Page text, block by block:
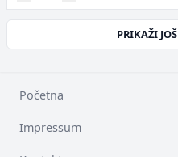
PRIKAŽI
Početna
Impressum